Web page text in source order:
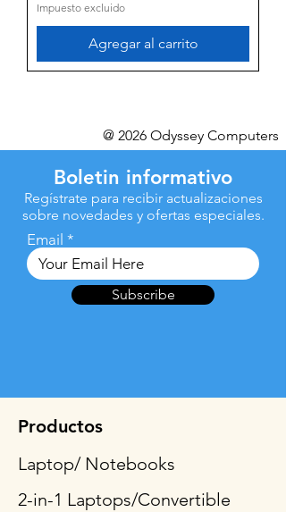
Impuesto excluido
Agregar al carrito
@ 2026 Odyssey Computers
Boletin informativo
Regístrate para recibir actualizaciones
sobre novedades y ofertas especiales.
Email
Subscribe
Productos
Laptop/ Notebooks
2-in-1 Laptops/Convertible